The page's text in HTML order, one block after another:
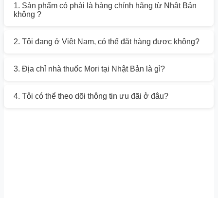
1. Sản phẩm có phải là hàng chính hãng từ Nhật Bản
không ?
2. Tôi đang ở Việt Nam, có thể đặt hàng được không?
3. Địa chỉ nhà thuốc Mori tại Nhật Bản là gì?
4. Tôi có thể theo dõi thông tin ưu đãi ở đâu?